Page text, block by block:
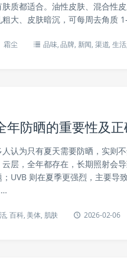
肤质都适合。油性皮肤、混合性
粗大、皮肤暗沉，可每周去角质
霜尘 品味,品牌, 新闻, 渠道,生活
防晒的重要性及正
人认为只有夏天需要防晒，实则
云层，全年都存在，长期照射会
；UVB 则在夏季更强烈，主要导
,百科,美体, 肌肤 2026-02-06